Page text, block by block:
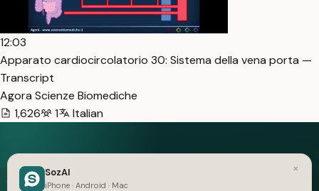
12:03
Apparato cardiocircolatorio 30: Sistema della vena porta —
Transcript
Agora Scienze Biomediche
1,626
1 Italian
Speech in. Text out. ×
SozAI
iPhone · Android · Mac